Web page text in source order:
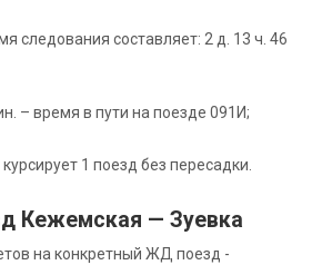
следования составляет: 2 д. 13 ч. 46
– время в пути на поезде 091И;
1 поезд без пересадки.
Кежемская — Зуевка
на конкретный ЖД поезд -